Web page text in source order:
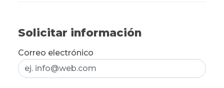
Solicitar información
Correo electrónico